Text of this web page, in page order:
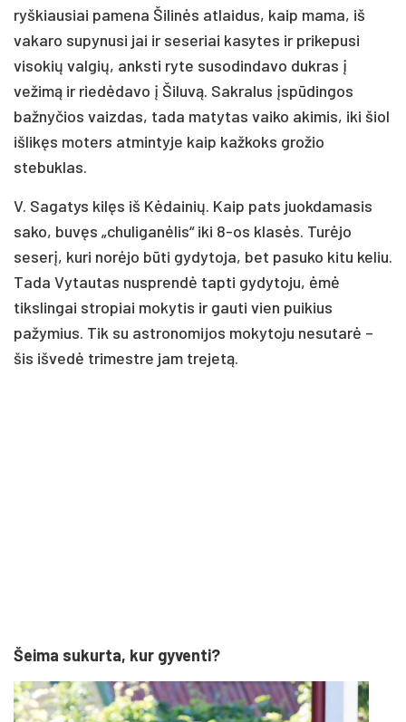
ryškiausiai pamena Šilinės atlaidus, kaip mama, iš
vakaro supynusi jai ir seseriai kasytes ir prikepusi
visokių valgių, anksti ryte susodindavo dukras į
vežimą ir riedėdavo į Šiluvą. Sakralus įspūdingos
bažnyčios vaizdas, tada matytas vaiko akimis, iki šiol
išlikęs moters atmintyje kaip kažkoks grožio
stebuklas.
V. Sagatys kilęs iš Kėdainių. Kaip pats juokdamasis
sako, buvęs „chuliganėlis“ iki 8-os klasės. Turėjo
seserį, kuri norėjo būti gydytoja, bet pasuko kitu keliu.
Tada Vytautas nusprendė tapti gydytoju, ėmė
tikslingai stropiai mokytis ir gauti vien puikius
pažymius. Tik su astronomijos mokytoju nesutarė –
šis išvedė trimestre jam trejetą.
Šeima sukurta, kur gyventi?